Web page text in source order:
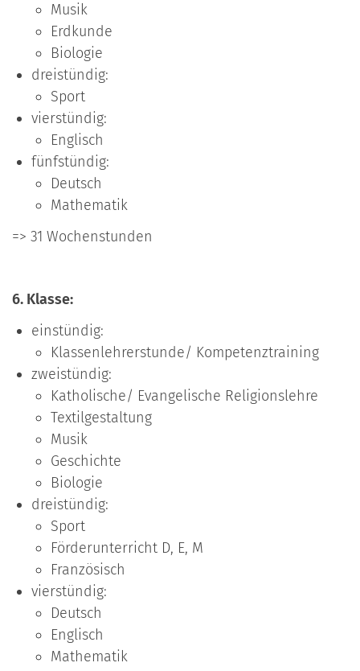
Musik
Erdkunde
Biologie
dreistündig:
Sport
vierstündig:
Englisch
fünfstündig:
Deutsch
Mathematik
=> 31 Wochenstunden
6. Klasse:
einstündig:
Klassenlehrerstunde/ Kompetenztraining
zweistündig:
Katholische/ Evangelische Religionslehre
Textilgestaltung
Musik
Geschichte
Biologie
dreistündig:
Sport
Förderunterricht D, E, M
Französisch
vierstündig:
Deutsch
Englisch
Mathematik